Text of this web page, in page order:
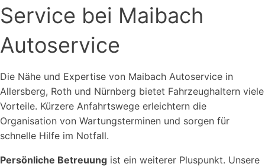
Service bei Maibach
Autoservice
Die Nähe und Expertise von Maibach Autoservice in
Allersberg, Roth und Nürnberg bietet Fahrzeughaltern viele
Vorteile. Kürzere Anfahrtswege erleichtern die
Organisation von Wartungsterminen und sorgen für
schnelle Hilfe im Notfall.
Persönliche Betreuung ist ein weiterer Pluspunkt. Unsere